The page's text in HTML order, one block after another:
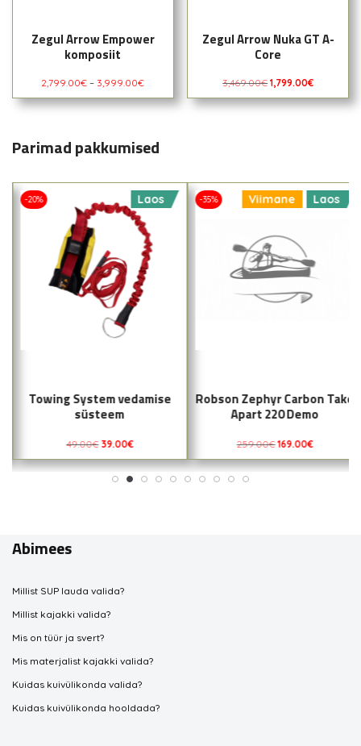
Zegul Arrow Empower
komposiit
2,799.00€ – 3,999.00€
Zegul Arrow Nuka GT A-
Core
3,469.00€ 1,799.00€
Parimad pakkumised
-20% Laos
Towing System vedamise
süsteem
49.00€ 39.00€
-35% Viimane Laos
Robson Zephyr Carbon Take
Apart 220 Demo
259.00€ 169.00€
Abimees
Millist SUP lauda valida?
Millist kajakki valida?
Mis on tüür ja svert?
Mis materjalist kajakki valida?
Kuidas kuivülikonda valida?
Kuidas kuivülikonda hooldada?